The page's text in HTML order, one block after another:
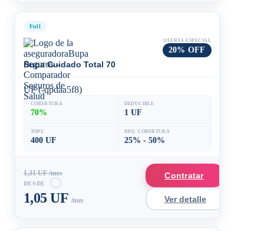
Full
Bupa Cuidado Total 70
OFERTA ESPECIAL
20% OFF
UF (-qpdaa5f8)
COBERTURA
70%
DEDUCIBLE
1 UF
TOPE
400 UF
REQ. COBERTURA
25% - 50%
1,31 UF /mes
DESDE
1,05 UF /mes
Contratar
Ver detalle